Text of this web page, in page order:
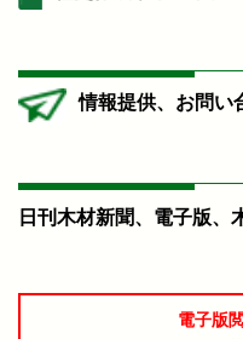
情報提供、お問い
日刊木材新聞、電子版、
電子版